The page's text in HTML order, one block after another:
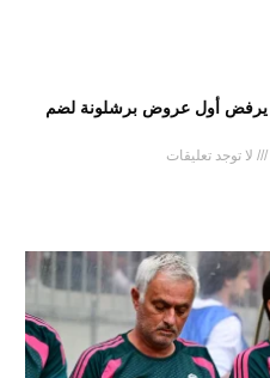
يرفض أول عروض برشلونة لضم
لا توجد تعليقات